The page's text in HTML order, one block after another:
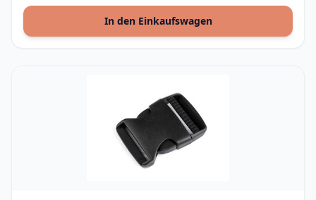
In den Einkaufswagen